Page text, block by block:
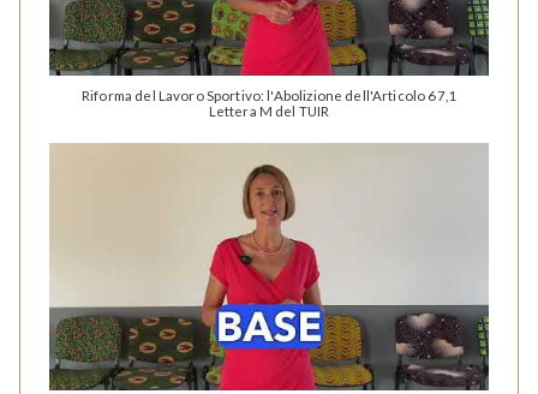
Riforma del Lavoro Sportivo: l'Abolizione dell'Articolo 67,1
Lettera M del TUIR